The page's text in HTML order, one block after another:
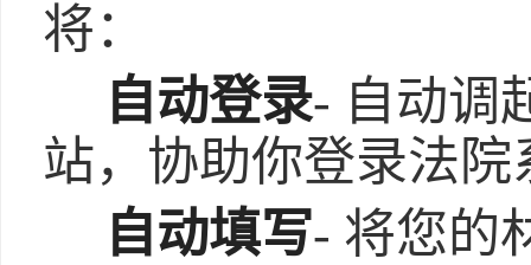
将：
自动登录- 自动调
站，协助你登录法院
自动填写- 将您的